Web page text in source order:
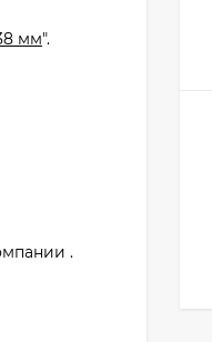
мм".
.